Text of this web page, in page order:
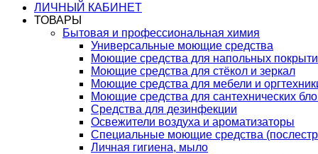
ЛИЧНЫЙ КАБИНЕТ
ТОВАРЫ
Бытовая и профессиональная химия
Универсальные моющие средства
Моющие средства для напольных
Моющие средства для стёкол и зеркал
Моющие средства для мебели и
Моющие средства для сантехнических
Средства для дезинфекции
Освежители воздуха и ароматизаторы
Специальные моющие средства
Личная гигиена, мыло